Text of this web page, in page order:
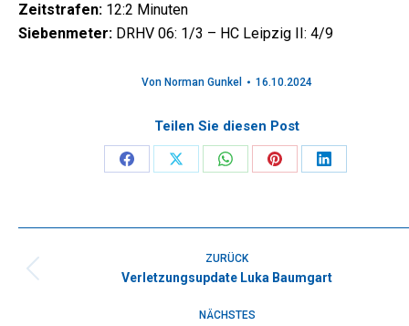
Zeitstrafen: 12:2 Minuten
Siebenmeter: DRHV 06: 1/3 – HC Leipzig II: 4/9
Von Norman Gunkel 16.10.2024
Teilen Sie diesen Post
Share
Facebook
Share
X
Share
WhatsApp
Share
Pinterest
Share
LinkedIn
ZURÜCK
Vorheriger
Verletzungsupdate Luka Baumgart
NÄCHSTES